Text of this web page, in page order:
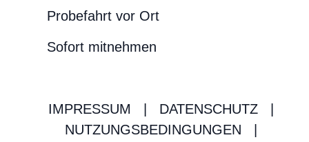
Probefahrt vor Ort
Sofort mitnehmen
IMPRESSUM DATENSCHUTZ
NUTZUNGSBEDINGUNGEN